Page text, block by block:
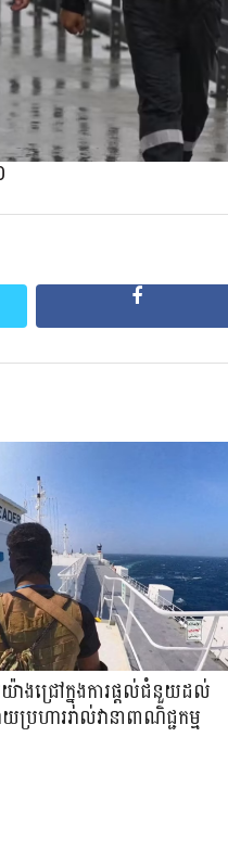
facebook
ាង​ជ្រៅ​ក្នុង​ការ​ផ្តល់ជំនួយដល់
ហាររាល់វានាពាណិជ្ជកម្ម